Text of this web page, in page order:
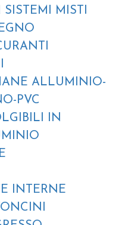
MISTI
ALLUMINIO-
PVC
IN
INTERNE